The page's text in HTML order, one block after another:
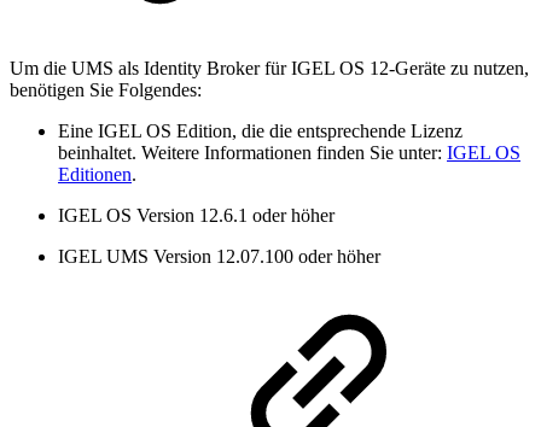
Um die UMS als Identity Broker für IGEL OS 12-Geräte zu nutzen,
benötigen Sie Folgendes:
Eine IGEL OS Edition, die die entsprechende Lizenz
beinhaltet. Weitere Informationen finden Sie unter: IGEL OS
Editionen.
IGEL OS Version 12.6.1 oder höher
IGEL UMS Version 12.07.100 oder höher